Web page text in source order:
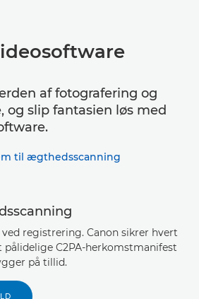
af fotografering og
og slip fantasien løs med
registrering. Canon sikrer hvert
pålidelige C2PA-herkomstmanifest
på tillid.